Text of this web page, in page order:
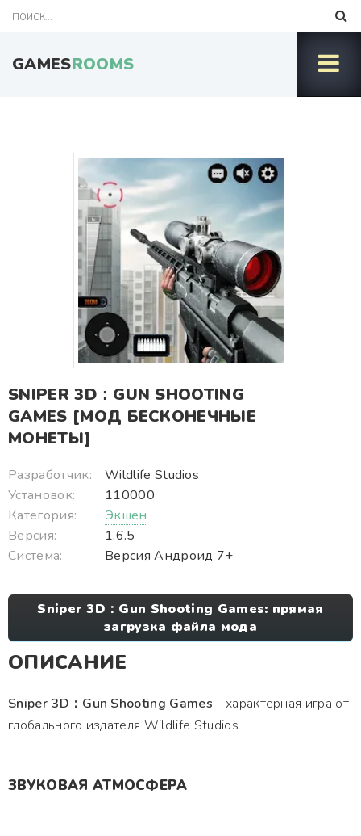
GAMESROOMS
SNIPER 3D：GUN SHOOTING
GAMES [МОД БЕСКОНЕЧНЫЕ
МОНЕТЫ]
Разработчик:
Wildlife Studios
Установок:
110000
Категория:
Экшен
Версия:
1.6.5
Система:
Версия Андроид 7+
Sniper 3D：Gun Shooting Games: прямая
загрузка файла мода
ОПИСАНИЕ
Sniper 3D：Gun Shooting Games - характерная игра от
глобального издателя Wildlife Studios.
ЗВУКОВАЯ АТМОСФЕРА